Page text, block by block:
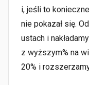
i, jeśli to
nie pokazał się.
ustach i
z wyższym% na
20% i